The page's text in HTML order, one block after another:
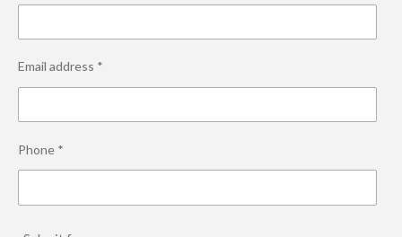
Email address *
Phone *